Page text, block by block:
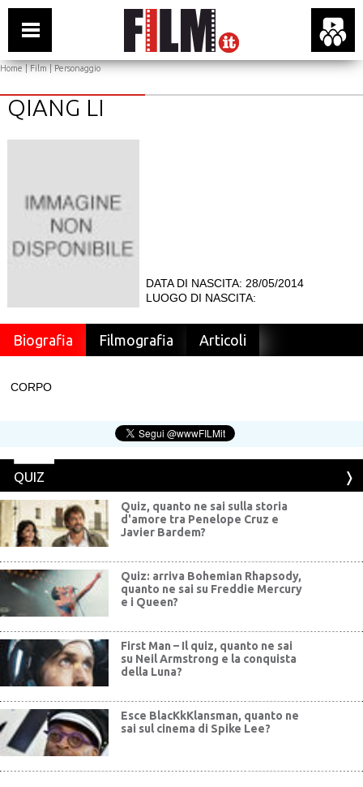
Home|Film| Personaggio
QIANG LI
DATA DI NASCITA: 28/05/2014
LUOGO DI NASCITA:
Biografia Filmografia Articoli
CORPO
QUIZ
Quiz, quanto ne sai sulla storia
d'amore tra Penelope Cruz e
Javier Bardem?
Quiz: arriva Bohemian Rhapsody,
quanto ne sai su Freddie Mercury
e i Queen?
First Man – Il quiz, quanto ne sai
su Neil Armstrong e la conquista
della Luna?
Esce BlacKkKlansman, quanto ne
sai sul cinema di Spike Lee?